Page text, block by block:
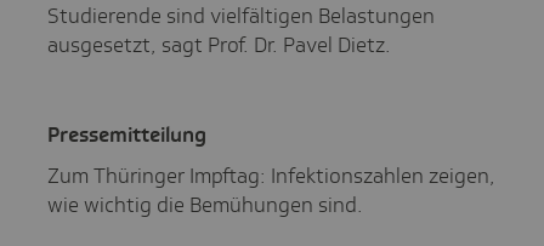
Studierende sind vielfältigen Belastungen
ausgesetzt, sagt Prof. Dr. Pavel Dietz.
Pres­se­mit­tei­lung
Zum Thüringer Impftag: Infektionszahlen zeigen,
wie wichtig die Bemühungen sind.